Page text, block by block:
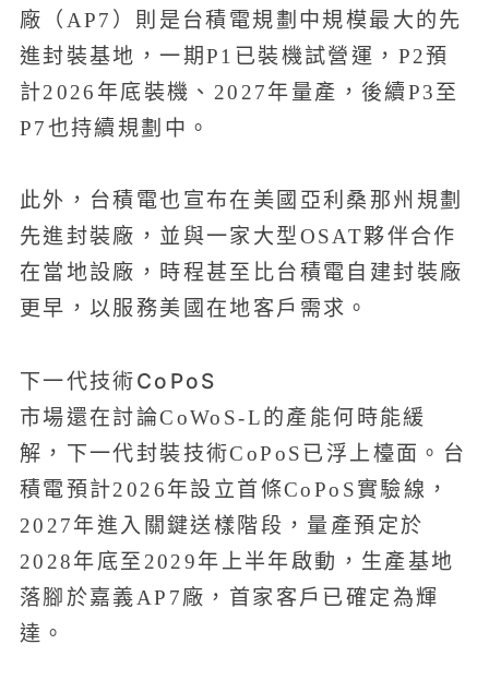
廠（AP7）則是台積電規劃中規模最大的先
進封裝基地，一期P1已裝機試營運，P2預
計2026年底裝機、2027年量產，後續P3至
P7也持續規劃中。
此外，台積電也宣布在美國亞利桑那州規劃
先進封裝廠，並與一家大型OSAT夥伴合作
在當地設廠，時程甚至比台積電自建封裝廠
更早，以服務美國在地客戶需求。
下一代技術CoPoS
市場還在討論CoWoS-L的產能何時能緩
解，下一代封裝技術CoPoS已浮上檯面。台
積電預計2026年設立首條CoPoS實驗線，
2027年進入關鍵送樣階段，量產預定於
2028年底至2029年上半年啟動，生產基地
落腳於嘉義AP7廠，首家客戶已確定為輝
達。